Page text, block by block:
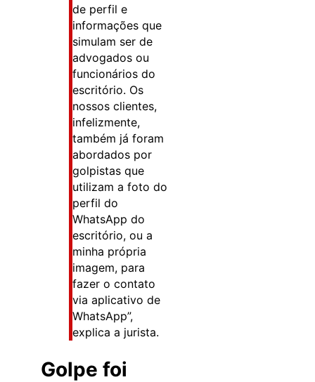
de perfil e
informações que
simulam ser de
advogados ou
funcionários do
escritório. Os
nossos clientes,
infelizmente,
também já foram
abordados por
golpistas que
utilizam a foto do
perfil do
WhatsApp do
escritório, ou a
minha própria
imagem, para
fazer o contato
via aplicativo de
WhatsApp”,
explica a jurista.
Golpe foi